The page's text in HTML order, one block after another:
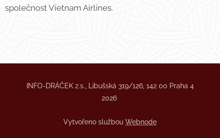
společnost Vietnam Airlines.
INFO-DRÁČEK z.s., Libušská 319/126, 142 00 Praha 4
2026
Vytvořeno službou Webnode